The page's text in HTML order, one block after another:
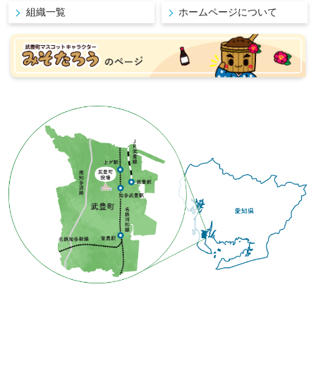
組織一覧 ホームページについて